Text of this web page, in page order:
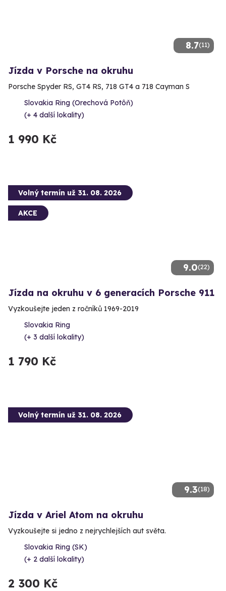
8.7(11)
Jízda v Porsche na okruhu
Porsche Spyder RS, GT4 RS, 718 GT4 a 718 Cayman S
Slovakia Ring (Orechová Potôň)
(+ 4 další lokality)
1 990 Kč
9.0(22)
Volný termín už 31. 08. 2026
AKCE
Jízda na okruhu v 6 generacích Porsche 911
Vyzkoušejte jeden z ročníků 1969-2019
Slovakia Ring
(+ 3 další lokality)
1 790 Kč
9.3(18)
Volný termín už 31. 08. 2026
Jízda v Ariel Atom na okruhu
Vyzkoušejte si jedno z nejrychlejších aut světa.
Slovakia Ring (SK)
(+ 2 další lokality)
2 300 Kč